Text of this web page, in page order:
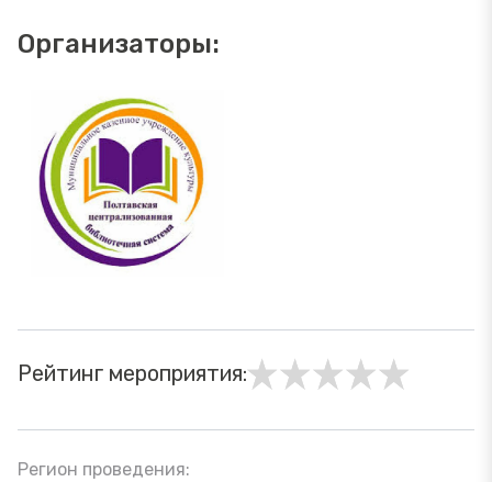
Организаторы:
Рейтинг мероприятия:
Регион проведения: